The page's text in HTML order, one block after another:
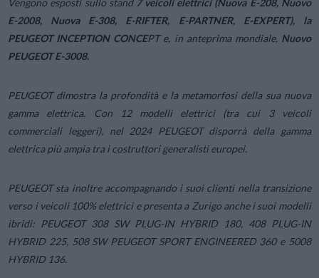
Vengono esposti sullo stand 7 veicoli elettrici (Nuova E-208, Nuovo
E-2008, Nuova E-308, E-RIFTER, E-PARTNER, E-EXPERT), la
PEUGEOT INCEPTION CONCEPT e, in anteprima mondiale, Nuovo
PEUGEOT E-3008.
PEUGEOT dimostra la profondità e la metamorfosi della sua nuova
gamma elettrica. Con 12 modelli elettrici (tra cui 3 veicoli
commerciali leggeri), nel 2024 PEUGEOT disporrà della gamma
elettrica più ampia tra i costruttori generalisti europei.
PEUGEOT sta inoltre accompagnando i suoi clienti nella transizione
verso i veicoli 100% elettrici e presenta a Zurigo anche i suoi modelli
ibridi: PEUGEOT 308 SW PLUG-IN HYBRID 180, 408 PLUG-IN
HYBRID 225, 508 SW PEUGEOT SPORT ENGINEERED 360 e 5008
HYBRID 136.